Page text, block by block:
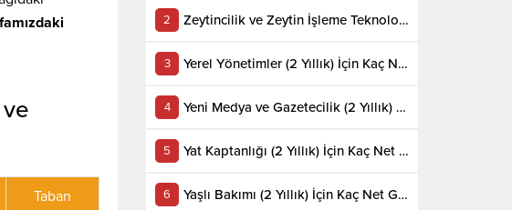
Taban
Zeytincilik ve Zeytin İşleme Teknolojisi (2 Yıllık) İçin Kaç Net Gerekir 2022
Yerel Yönetimler (2 Yıllık) İçin Kaç Net Gerekir 2022
Yeni Medya ve Gazetecilik (2 Yıllık) İçin Kaç Net Gerekir 2022
Yat Kaptanlığı (2 Yıllık) İçin Kaç Net Gerekir 2022
Yaşlı Bakımı (2 Yıllık) İçin Kaç Net Gerekir 2022